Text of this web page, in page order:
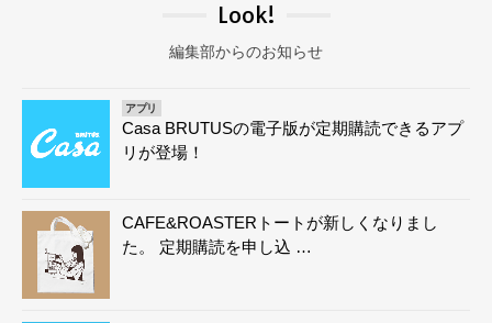
Look!
編集部からのお知らせ
アプリ
Casa BRUTUSの電子版が定期購読できるアプ
リが登場！
CAFE&ROASTERトートが新しくなりまし
た。 定期購読を申し込 …